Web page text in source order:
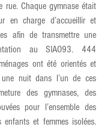
rue. Chaque gymnase était
en charge d’accueillir et
afin de transmettre une
au SIAO93. 444
ont été orientés et
nuit dans l’un de ces
des gymnases, des
pour l’ensemble des
enfants et femmes isolées.